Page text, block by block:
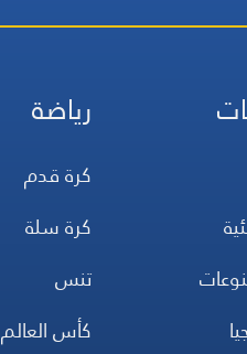
رياضة
كرة قدم
كرة سلة
تنس
كأس العالم